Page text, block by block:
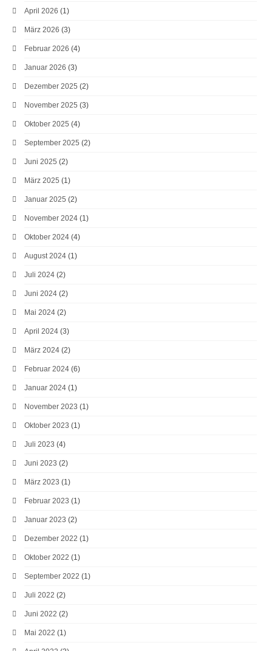
April 2026 (1)
März 2026 (3)
Februar 2026 (4)
Januar 2026 (3)
Dezember 2025 (2)
November 2025 (3)
Oktober 2025 (4)
September 2025 (2)
Juni 2025 (2)
März 2025 (1)
Januar 2025 (2)
November 2024 (1)
Oktober 2024 (4)
August 2024 (1)
Juli 2024 (2)
Juni 2024 (2)
Mai 2024 (2)
April 2024 (3)
März 2024 (2)
Februar 2024 (6)
Januar 2024 (1)
November 2023 (1)
Oktober 2023 (1)
Juli 2023 (4)
Juni 2023 (2)
März 2023 (1)
Februar 2023 (1)
Januar 2023 (2)
Dezember 2022 (1)
Oktober 2022 (1)
September 2022 (1)
Juli 2022 (2)
Juni 2022 (2)
Mai 2022 (1)